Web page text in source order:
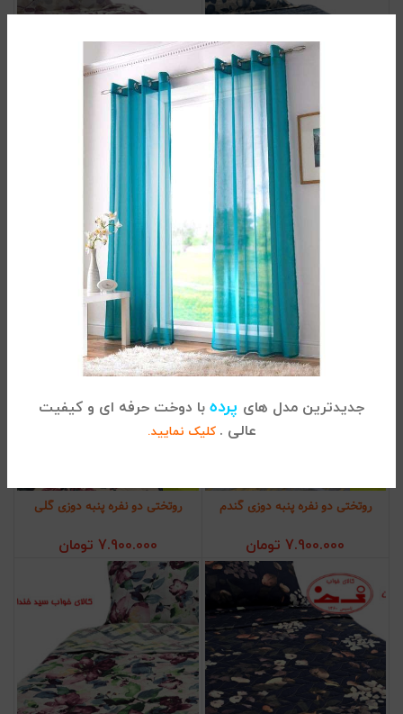
جدیدترین مدل های پرده با دوخت حرفه ای و کیفیت
عالی . کلیک نمایید.
روتختی دو نفره پنبه دوزی مایا
7.900.000
تومان
روتختی دو نفره پنبه دوزی لیلی
7.900.000 تومان
روتختی دو نفره پنبه دوزی گندم
7.900.000 تومان
روتختی دو نفره پنبه دوزی گلی
7.900.000 تومان